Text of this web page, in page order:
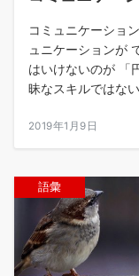
コミュニケーショ
ュニケーションが
はいけないのが 「
昧なスキルではな
2019年1月9日
語彙